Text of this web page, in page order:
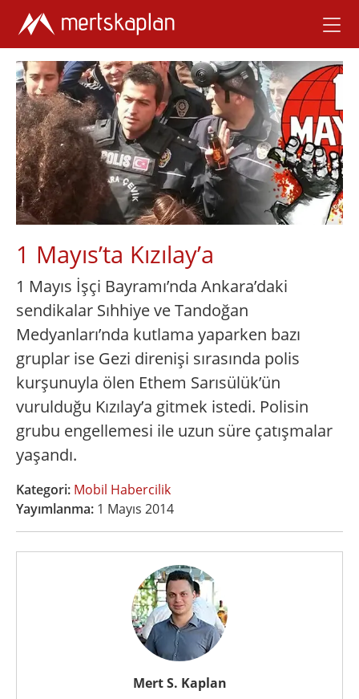
1 Mayıs’ta Kızılay’a
1 Mayıs İşçi Bayramı’nda Ankara’daki
sendikalar Sıhhiye ve Tandoğan
Medyanları’nda kutlama yaparken bazı
gruplar ise Gezi direnişi sırasında polis
kurşunuyla ölen Ethem Sarısülük’ün
vurulduğu Kızılay’a gitmek istedi. Polisin
grubu engellemesi ile uzun süre çatışmalar
yaşandı.
Kategori: Mobil Habercilik
Yayımlanma: 1 Mayıs 2014
Mert S. Kaplan